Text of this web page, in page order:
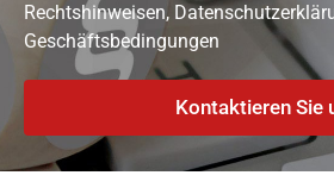
Rechtshinweisen,
Geschäftsbedingungen
Kontaktieren Sie